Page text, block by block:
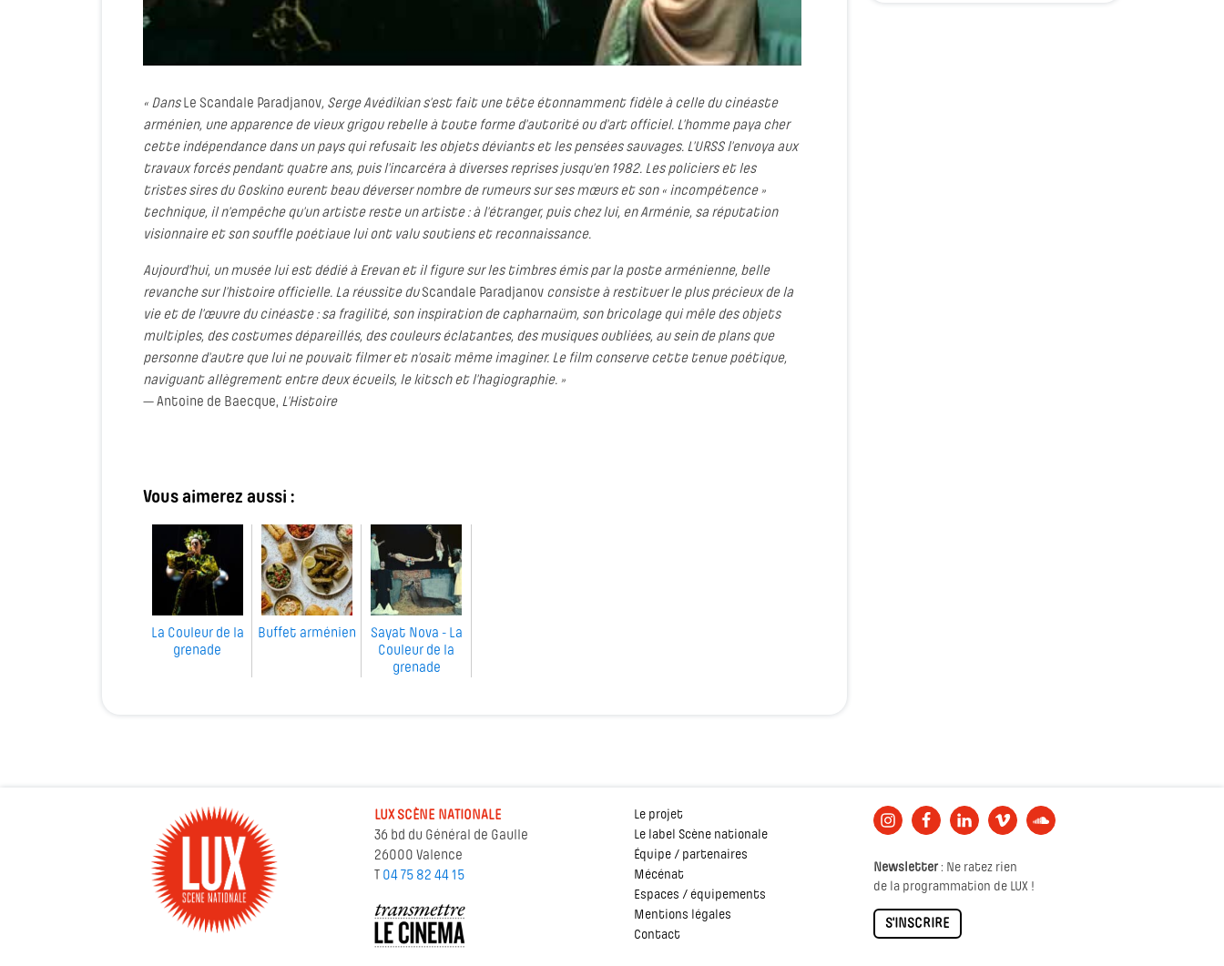
« DansLe Scandale Paradjanov, Serge Avédikian s’est fait une tête étonnamment fidèle à celle du cinéaste
arménien, une apparence de vieux grigou rebelle à toute forme d’autorité ou d’art officiel. L’homme paya cher
cette indépendance dans un pays qui refusait les objets déviants et les pensées sauvages. L’URSS l’envoya aux
travaux forcés pendant quatre ans, puis l’incarcéra à diverses reprises jusqu’en 1982. Les policiers et les
tristes sires du Goskino eurent beau déverser nombre de rumeurs sur ses mœurs et son « incompétence »
technique, il n’empêche qu’un artiste reste un artiste : à l’étranger, puis chez lui, en Arménie, sa réputation
visionnaire et son souffle poétiaue lui ont valu soutiens et reconnaissance.
Aujourd’hui, un musée lui est dédié à Erevan et il figure sur les timbres émis par la poste arménienne, belle
revanche sur l’histoire officielle. La réussite duScandale Paradjanov consiste à restituer le plus précieux de la
vie et de l’œuvre du cinéaste : sa fragilité, son inspiration de capharnaüm, son bricolage qui mêle des objets
multiples, des costumes dépareillés, des couleurs éclatantes, des musiques oubliées, au sein de plans que
personne d’autre que lui ne pouvait filmer et n’osait même imaginer. Le film conserve cette tenue poétique,
naviguant allègrement entre deux écueils, le kitsch et l’hagiographie. »
— Antoine de Baecque, L’Histoire
Vous aimerez aussi :
La Couleur de la
grenade
Buffet arménien
Sayat Nova - La
Couleur de la
grenade
LUX SCÈNE NATIONALE
36 bd du Général de Gaulle
26000 Valence
T 04 75 82 44 15
Le projet
Le label Scène nationale
Équipe / partenaires
Mécénat
Espaces / équipements
Mentions légales
Contact
Newsletter: Ne ratez rien
de la programmation de LUX !
S'INSCRIRE